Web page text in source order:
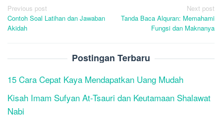
Post
navigation
Previous post
Contoh Soal Latihan dan Jawaban
Akidah
Next post
Tanda Baca Alquran: Memahami
Fungsi dan Maknanya
Postingan Terbaru
15 Cara Cepat Kaya Mendapatkan Uang Mudah
Kisah Imam Sufyan At-Tsauri dan Keutamaan Shalawat
Nabi